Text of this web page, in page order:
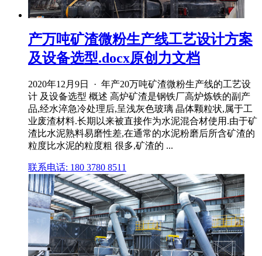
产万吨矿渣微粉生产线工艺设计方案
及设备选型.docx原创力文档
2020年12月9日 · 年产20万吨矿渣微粉生产线的工艺设
计 及设备选型 概述 高炉矿渣是钢铁厂高炉炼铁的副产
品,经水淬急冷处理后,呈浅灰色玻璃 晶体颗粒状,属于工
业废渣材料.长期以来被直接作为水泥混合材使用.由于矿
渣比水泥熟料易磨性差,在通常的水泥粉磨后所含矿渣的
粒度比水泥的粒度粗 很多,矿渣的 ...
联系电话: 180 3780 8511